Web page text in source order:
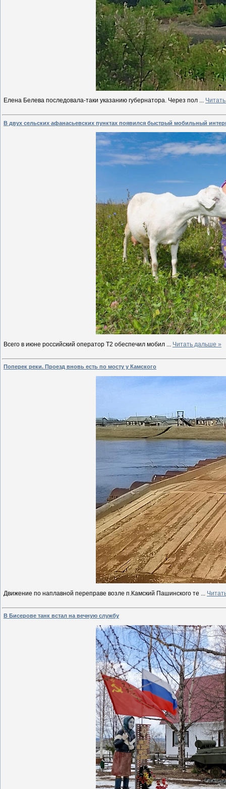
Елена Белева последовала-таки указанию губернатора. Через пол ...
В двух сельских афанасьевских пунктах появился быстрый мобильный
Всего в июне российский оператор Т2 обеспечил мобил ... Читать дальше »
Поперек реки. Проезд вновь есть по мосту у Камского
Движение по наплавной переправе возле п.Камский Пашинского те
В Бисерове танк встал на вечную службу